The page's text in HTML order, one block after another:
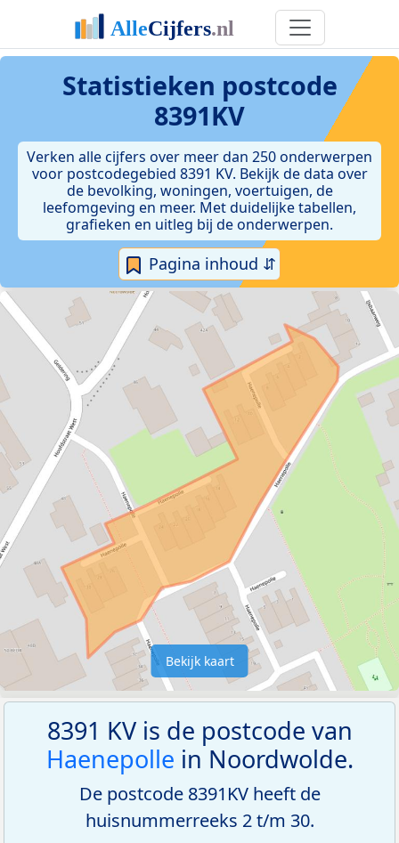
Statistieken postcode
8391KV
Verken alle cijfers over meer dan 250 onderwerpen
voor postcodegebied 8391 KV. Bekijk de data over
de bevolking, woningen, voertuigen, de
leefomgeving en meer. Met duidelijke tabellen,
grafieken en uitleg bij de onderwerpen.
Pagina inhoud ⇵
Bekijk kaart
8391 KV is de postcode van
Haenepolle in Noordwolde.
De postcode 8391KV heeft de
huisnummerreeks 2 t/m 30.